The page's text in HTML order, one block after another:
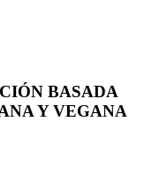
BASADA
Y VEGANA